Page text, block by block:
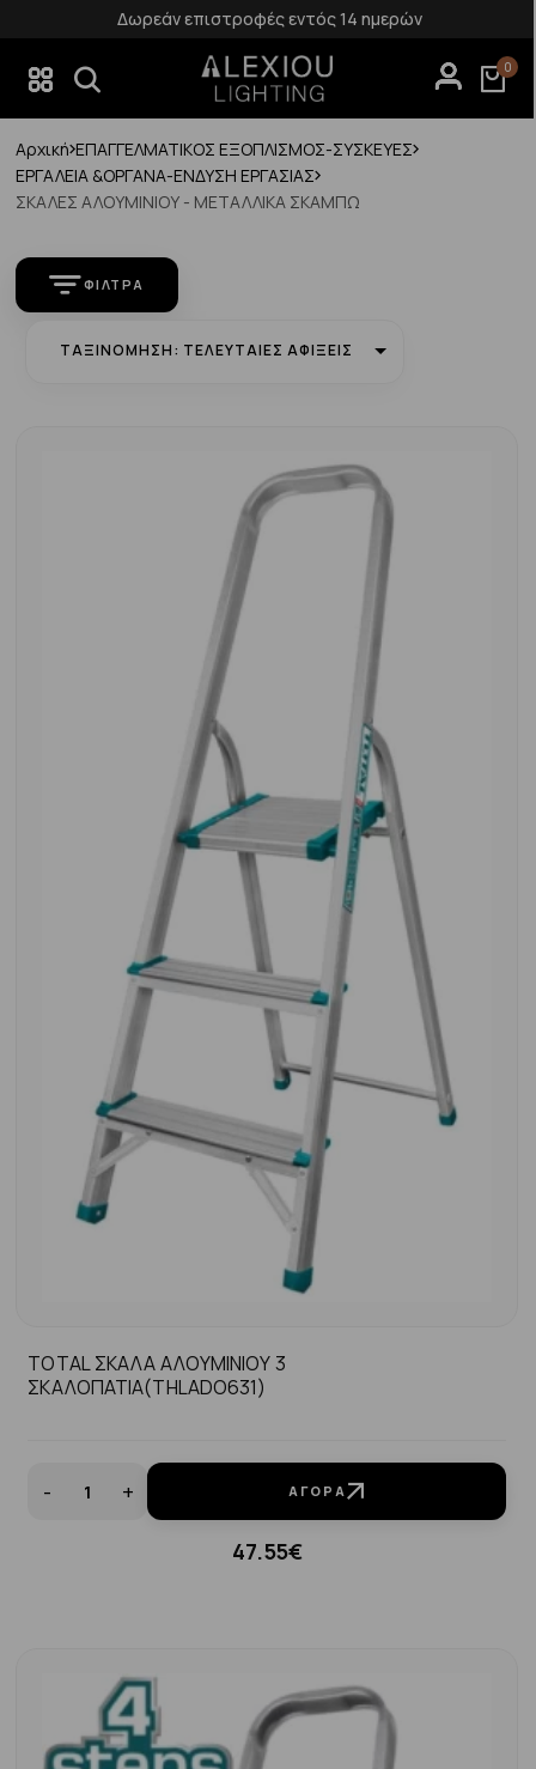
Δωρεάν επιστροφές εντός 14 ημερών
0
Αρχική ΕΠΑΓΓΕΛΜΑΤΙΚΟΣ ΕΞΟΠΛΙΣΜΟΣ-ΣΥΣΚΕΥΕΣ
ΕΡΓΑΛΕΙΑ &ΟΡΓΑΝΑ-ΕΝΔΥΣΗ ΕΡΓΑΣΙΑΣ
ΣΚΑΛΕΣ ΑΛΟΥΜΙΝΙΟΥ - ΜΕΤΑΛΛΙΚΑ ΣΚΑΜΠΩ
ΦΊΛΤΡΑ
ΤΑΞΙΝΌΜΗΣΗ: ΤΕΛΕΥΤΑΊΕΣ ΑΦΊΞΕΙΣ
TOTAL ΣΚΑΛΑ ΑΛΟΥΜΙΝΙΟΥ 3
ΣΚΑΛΟΠΑΤΙΑ(THLADO631)
- + ΑΓΟΡΆ
47.55€